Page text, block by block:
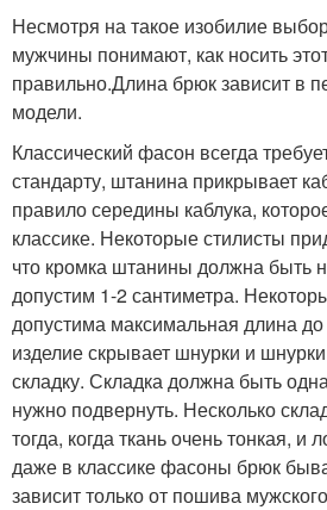
Несмотря на такое изобилие
мужчины понимают, как носить
правильно.Длина брюк зависит в
модели.
Классический фасон всегда
стандарту, штанина прикрывает
правило середины каблука,
классике. Некоторые стилисты
что кромка штанины должна быть
допустим 1-2 сантиметра.
допустима максимальная длина до
изделие скрывает шнурки и
складку. Складка должна быть
нужно подвернуть. Несколько
тогда, когда ткань очень тонкая,
даже в классике фасоны брюк
зависит только от пошива